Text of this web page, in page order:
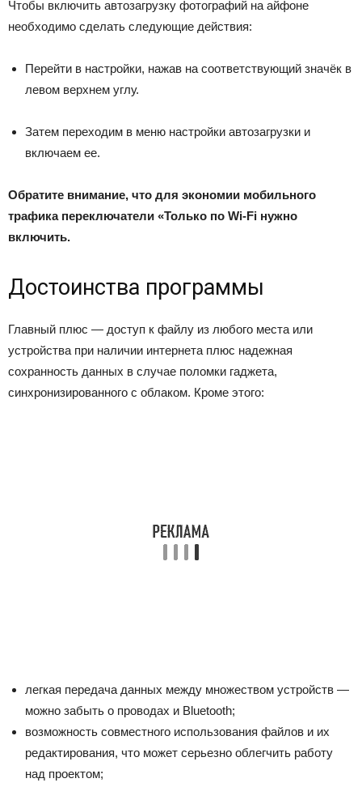
Чтобы включить автозагрузку фотографий на айфоне
необходимо сделать следующие действия:
Перейти в настройки, нажав на соответствующий значёк в
левом верхнем углу.
Затем переходим в меню настройки автозагрузки и
включаем ее.
Обратите внимание, что для экономии мобильного
трафика переключатели «Только по Wi-Fi нужно
включить.
Достоинства программы
Главный плюс — доступ к файлу из любого места или
устройства при наличии интернета плюс надежная
сохранность данных в случае поломки гаджета,
синхронизированного с облаком. Кроме этого:
легкая передача данных между множеством устройств —
можно забыть о проводах и Bluetooth;
возможность совместного использования файлов и их
редактирования, что может серьезно облегчить работу
над проектом;